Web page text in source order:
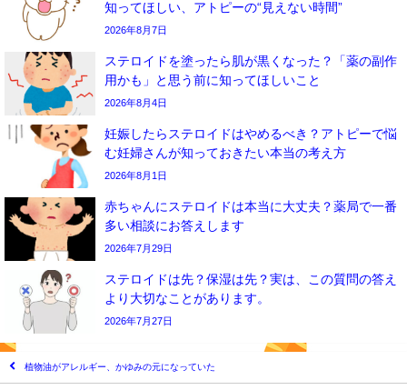
知ってほしい、アトピーの“見えない時間”
2026年8月7日
ステロイドを塗ったら肌が黒くなった？「薬の副作
用かも」と思う前に知ってほしいこと
2026年8月4日
妊娠したらステロイドはやめるべき？アトピーで悩
む妊婦さんが知っておきたい本当の考え方
2026年8月1日
赤ちゃんにステロイドは本当に大丈夫？薬局で一番
多い相談にお答えします
2026年7月29日
ステロイドは先？保湿は先？実は、この質問の答え
より大切なことがあります。
2026年7月27日
植物油がアレルギー、かゆみの元になっていた